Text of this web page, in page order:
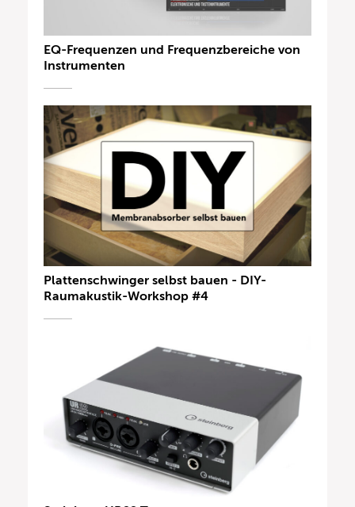
EQ-Frequenzen und Frequenzbereiche von
Instrumenten
Plattenschwinger selbst bauen - DIY-
Raumakustik-Workshop #4